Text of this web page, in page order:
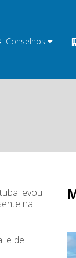
Conselhos
levou
na
e de